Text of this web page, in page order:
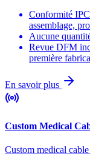
Conformité
assemblage,
Aucune
Revue DFM
première
En savoir plus
Custom Medical
Custom medical